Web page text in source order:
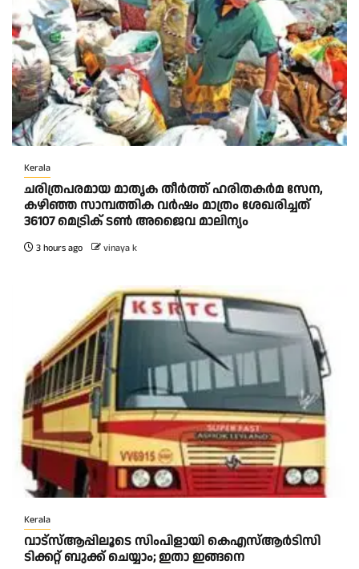
Kerala
ചരിത്രപരമായ മാതൃക തീര്‍ത്ത് ഹരിതകര്‍മ സേന,
കഴിഞ്ഞ സാമ്പത്തിക വര്‍ഷം മാത്രം ശേഖരിച്ചത്
36107 മെട്രിക് ടണ്‍ അജൈവ മാലിന്യം
3 hours ago vinaya k
Kerala
വാട്‌സ്ആപ്പിലൂടെ സിംപിളായി കെഎസ്ആര്‍ടിസി
ടിക്കറ്റ് ബുക്ക് ചെയ്യാം; ഇതാ ഇങ്ങനെ